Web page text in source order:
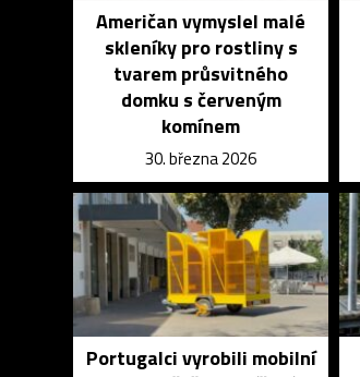
Američan vymyslel malé
skleníky pro rostliny s
tvarem průsvitného
domku s červeným
komínem
30. března 2026
Portugalci vyrobili mobilní